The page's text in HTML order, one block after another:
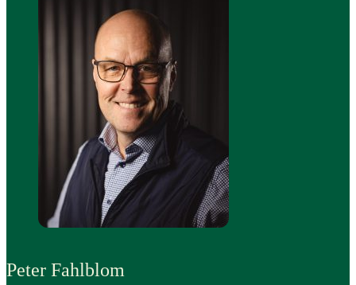
Peter Fahlblom